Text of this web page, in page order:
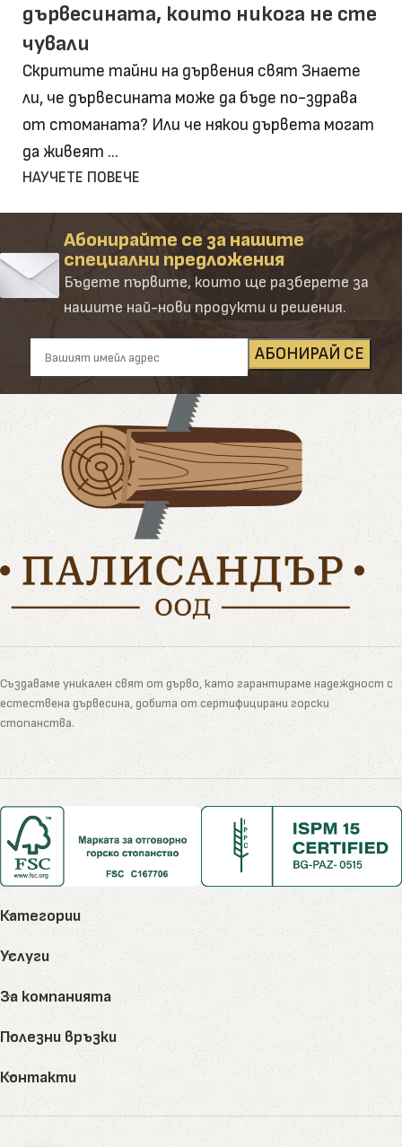
дървесината, които никога не сте
чували
Скритите тайни на дървения свят Знаете
ли, че дървесината може да бъде по-здрава
от стоманата? Или че някои дървета могат
да живеят ...
НАУЧЕТЕ ПОВЕЧЕ
Абонирайте се за нашите
специални предложения
Бъдете първите, които ще разберете за
нашите най-нови продукти и решения.
Създаваме уникален свят от дърво, като гарантираме надеждност с
естествена дървесина, добита от сертифицирани горски
стопанства.
Категории
Услуги
За компанията
Полезни връзки
Контакти